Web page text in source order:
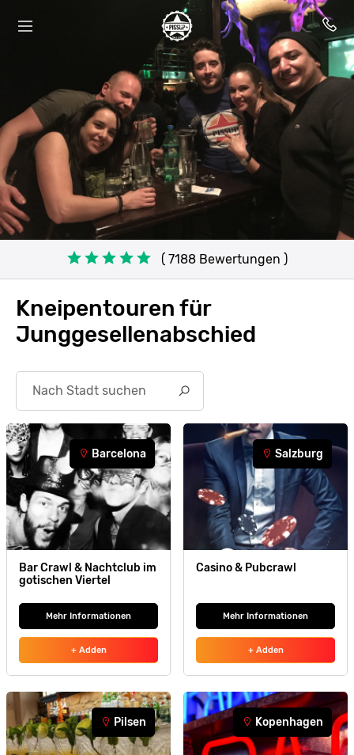
( 7188 Bewertungen )
Kneipentouren für
Junggesellenabschied
Search
Barcelona
Bar Crawl & Nachtclub im
gotischen Viertel
Mehr Informationen
+ Adden
Salzburg
Casino & Pubcrawl
Mehr Informationen
+ Adden
Pilsen Kopenhagen